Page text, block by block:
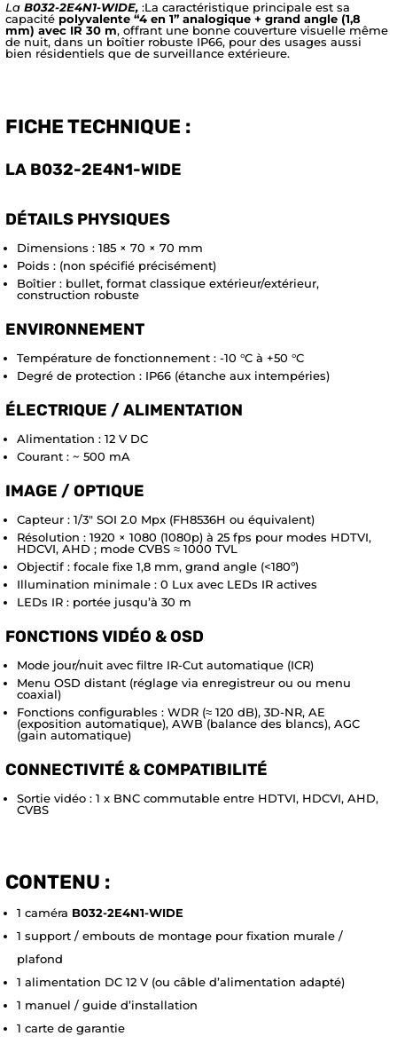
La B032-2E4N1-WIDE, :La caractéristique principale est sa
capacité polyvalente “4 en 1” analogique + grand angle (1,8
mm) avec IR 30 m, offrant une bonne couverture visuelle même
de nuit, dans un boîtier robuste IP66, pour des usages aussi
bien résidentiels que de surveillance extérieure.
FICHE TECHNIQUE :
LA B032-2E4N1-WIDE
DÉTAILS PHYSIQUES
Dimensions : 185 × 70 × 70 mm
Poids : (non spécifié précisément)
Boîtier : bullet, format classique extérieur/extérieur,
construction robuste
ENVIRONNEMENT
Température de fonctionnement : -10 °C à +50 °C
Degré de protection : IP66 (étanche aux intempéries)
ÉLECTRIQUE / ALIMENTATION
Alimentation : 12 V DC
Courant : ~ 500 mA
IMAGE / OPTIQUE
Capteur : 1/3″ SOI 2.0 Mpx (FH8536H ou équivalent)
Résolution : 1920 × 1080 (1080p) à 25 fps pour modes HDTVI,
HDCVI, AHD ; mode CVBS ≈ 1000 TVL
Objectif : focale fixe 1,8 mm, grand angle (<180º)
Illumination minimale : 0 Lux avec LEDs IR actives
LEDs IR : portée jusqu’à 30 m
FONCTIONS VIDÉO & OSD
Mode jour/nuit avec filtre IR-Cut automatique (ICR)
Menu OSD distant (réglage via enregistreur ou ou menu
coaxial)
Fonctions configurables : WDR (≈ 120 dB), 3D-NR, AE
(exposition automatique), AWB (balance des blancs), AGC
(gain automatique)
CONNECTIVITÉ & COMPATIBILITÉ
Sortie vidéo : 1 x BNC commutable entre HDTVI, HDCVI, AHD,
CVBS
CONTENU :
1 caméra B032-2E4N1-WIDE
1 support / embouts de montage pour fixation murale /
plafond
1 alimentation DC 12 V (ou câble d’alimentation adapté)
1 manuel / guide d’installation
1 carte de garantie